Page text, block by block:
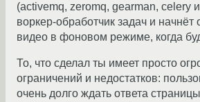
(activemq, zeromq, gearman, celery
воркер-обработчик задач и начнёт
видео в фоновом режиме, когда
То, что сделал ты имеет просто
ограничений и недостатков:
очень долго ждать ответа